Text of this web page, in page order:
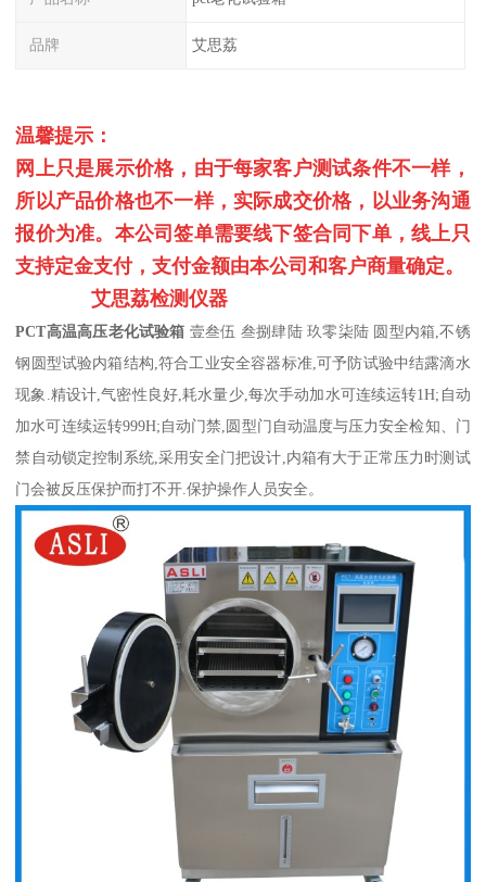
品牌 艾思荔
温馨提示：
网上只是展示价格，由于每家客户测试条件不一样，
所以产品价格也不一样，实际成交价格，以业务沟通
报价为准。本公司签单需要线下签合同下单，线上只
支持定金支付，支付金额由本公司和客户商量确定。
艾思荔检测仪器
PCT高温高压老化试验箱 壹叁伍 叁捌肆陆 玖零柒陆 圆型内箱,不锈
钢圆型试验内箱结构,符合工业安全容器标准,可予防试验中结露滴水
现象.精设计,气密性良好,耗水量少,每次手动加水可连续运转1H;自动
加水可连续运转999H;自动门禁,圆型门自动温度与压力安全检知、门
禁自动锁定控制系统,采用安全门把设计,内箱有大于正常压力时测试
门会被反压保护而打不开.保护操作人员安全。